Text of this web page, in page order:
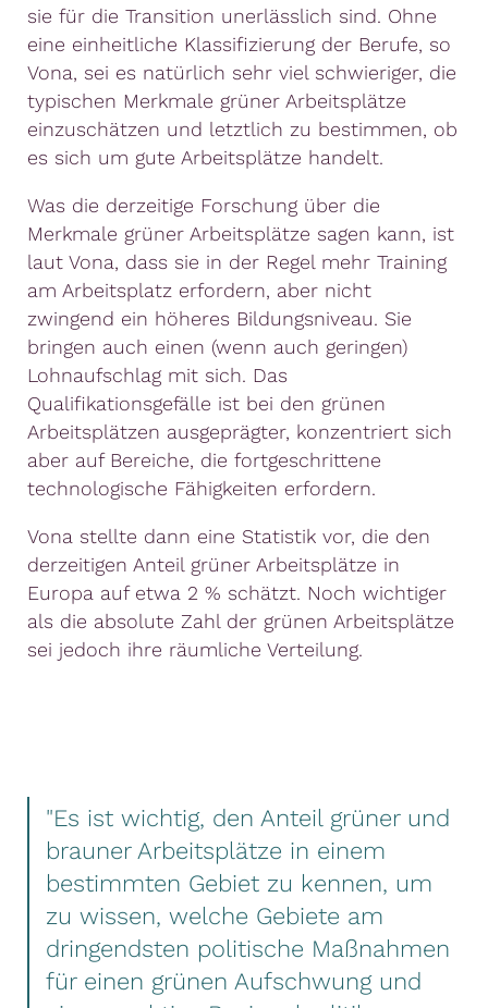
sie für die Transition unerlässlich sind. Ohne
eine einheitliche Klassifizierung der Berufe, so
Vona, sei es natürlich sehr viel schwieriger, die
typischen Merkmale grüner Arbeitsplätze
einzuschätzen und letztlich zu bestimmen, ob
es sich um gute Arbeitsplätze handelt.
Was die derzeitige Forschung über die
Merkmale grüner Arbeitsplätze sagen kann, ist
laut Vona, dass sie in der Regel mehr Training
am Arbeitsplatz erfordern, aber nicht
zwingend ein höheres Bildungsniveau. Sie
bringen auch einen (wenn auch geringen)
Lohnaufschlag mit sich. Das
Qualifikationsgefälle ist bei den grünen
Arbeitsplätzen ausgeprägter, konzentriert sich
aber auf Bereiche, die fortgeschrittene
technologische Fähigkeiten erfordern.
Vona stellte dann eine Statistik vor, die den
derzeitigen Anteil grüner Arbeitsplätze in
Europa auf etwa 2 % schätzt. Noch wichtiger
als die absolute Zahl der grünen Arbeitsplätze
sei jedoch ihre räumliche Verteilung.
"Es ist wichtig, den Anteil grüner und
brauner Arbeitsplätze in einem
bestimmten Gebiet zu kennen, um
zu wissen, welche Gebiete am
dringendsten politische Maßnahmen
für einen grünen Aufschwung und